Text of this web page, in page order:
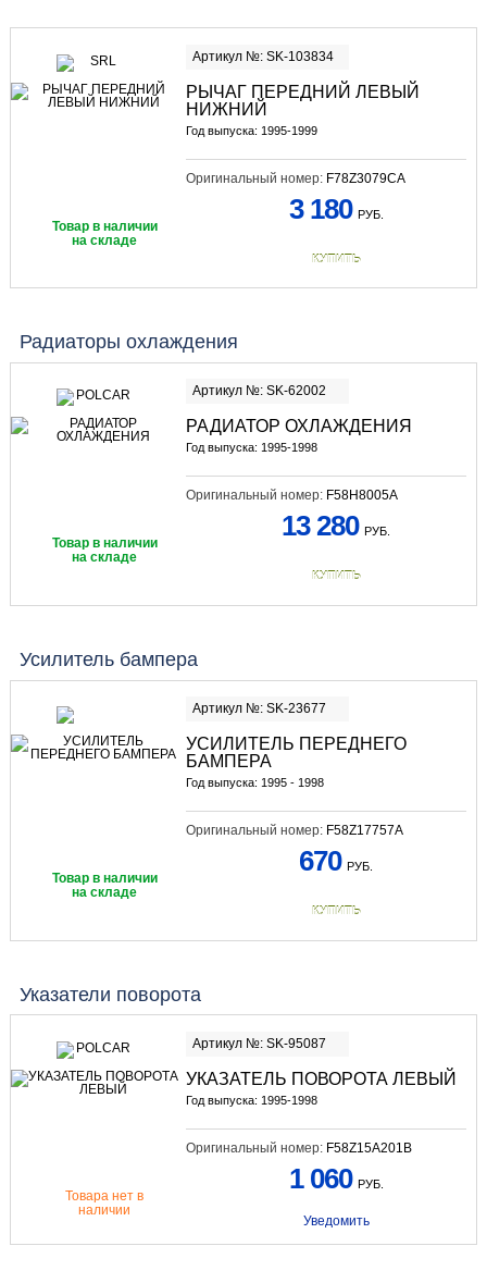
Артикул №: SK-103834
РЫЧАГ ПЕРЕДНИЙ ЛЕВЫЙ
НИЖНИЙ
Год выпуска: 1995-1999
Оригинальный номер: F78Z3079CA
Товар в наличии
на складе
3 180 РУБ.
КУПИТЬ
Радиаторы охлаждения
Артикул №: SK-62002
РАДИАТОР ОХЛАЖДЕНИЯ
Год выпуска: 1995-1998
Оригинальный номер: F58H8005A
Товар в наличии
на складе
13 280 РУБ.
КУПИТЬ
Усилитель бампера
Артикул №: SK-23677
УСИЛИТЕЛЬ ПЕРЕДНЕГО
БАМПЕРА
Год выпуска: 1995 - 1998
Оригинальный номер: F58Z17757A
Товар в наличии
на складе
670 РУБ.
КУПИТЬ
Указатели поворота
Артикул №: SK-95087
УКАЗАТЕЛЬ ПОВОРОТА ЛЕВЫЙ
Год выпуска: 1995-1998
Оригинальный номер: F58Z15A201B
Товара нет в
наличии
1 060 РУБ.
Уведомить